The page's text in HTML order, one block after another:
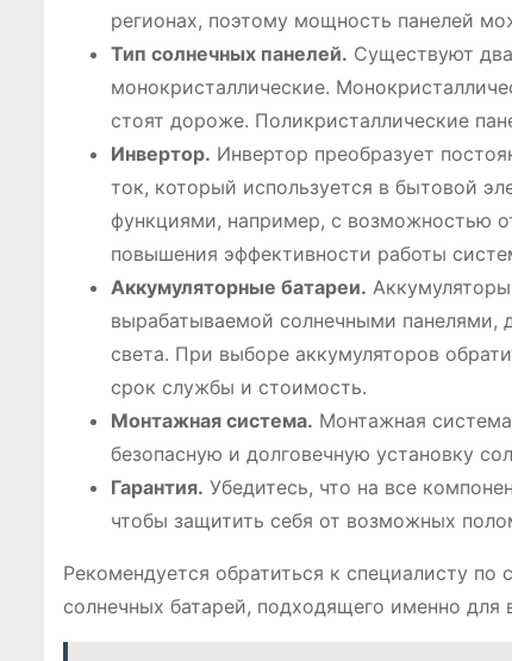
регионах, поэтому мощность панелей
Тип солнечных панелей. Существуют
монокристаллические.
стоят дороже. Поликристаллические
Инвертор. Инвертор преобразует
ток, который используется в бытовой
функциями, например, с возможностью
повышения эффективности работы
Аккумуляторные батареи.
вырабатываемой солнечными панелями,
света. При выборе аккумуляторов
срок службы и стоимость.
Монтажная система. Монтажная
безопасную и долговечную установку
Гарантия. Убедитесь, что на все
чтобы защитить себя от возможных
Рекомендуется обратиться к специалисту по
солнечных батарей, подходящего именно